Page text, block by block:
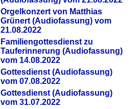
Orgelkonzert von Matthias
Grünert (Audiofassung) vom
21.08.2022
Familiengottesdienst zu
Tauferinnerung (Audiofassung)
vom 14.08.2022
Gottesdienst (Audiofassung)
vom 07.08.2022
Gottesdienst (Audiofassung)
vom 31.07.2022